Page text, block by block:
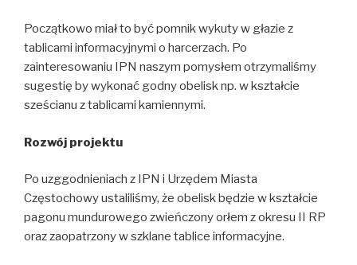
Początkowo miał to być pomnik wykuty w głazie z
tablicami informacyjnymi o harcerzach. Po
zainteresowaniu IPN naszym pomysłem otrzymaliśmy
sugestię by wykonać godny obelisk np. w kształcie
sześcianu z tablicami kamiennymi.
Rozwój projektu
Po uzggodnieniach z IPN i Urzędem Miasta
Częstochowy ustaliliśmy, że obelisk będzie w kształcie
pagonu mundurowego zwieńczony orłem z okresu II RP
oraz zaopatrzony w szklane tablice informacyjne.